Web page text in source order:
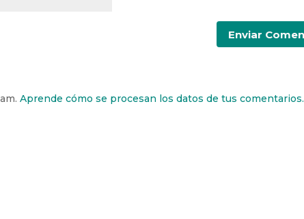
Aprende cómo se procesan los datos de tus comentarios.